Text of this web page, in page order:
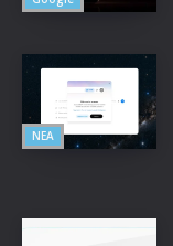
ΝΕΑ